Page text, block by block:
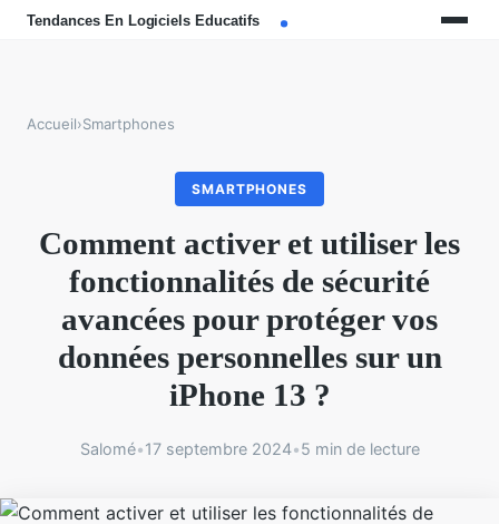
Accueil›Smartphones
SMARTPHONES
Comment activer et utiliser les
fonctionnalités de sécurité
avancées pour protéger vos
données personnelles sur un
iPhone 13 ?
Salomé•17 septembre 2024•5 min de lecture